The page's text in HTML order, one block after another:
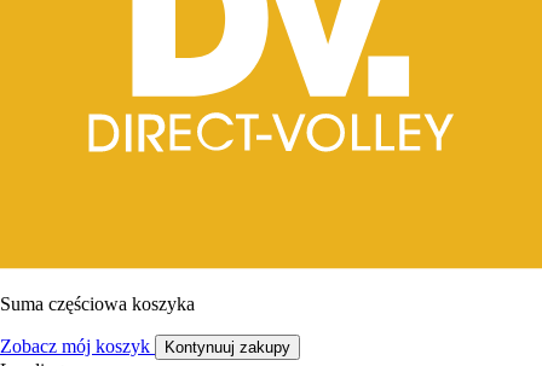
Suma częściowa koszyka
Zobacz mój koszyk Kontynuuj zakupy